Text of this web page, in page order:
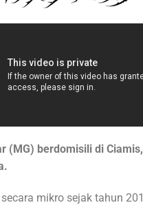
(MG) berdomisili di
mikro sejak tahun